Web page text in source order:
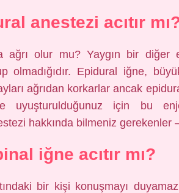
anestezi acıtır
ağrı olur mu? Yaygın bir diğer
olmadığıdır. Epidural iğne,
ağrıdan korkarlar ancak
için bu
hakkında bilmeniz gerekenler
iğne acıtır mı?
bir kişi konuşmayı